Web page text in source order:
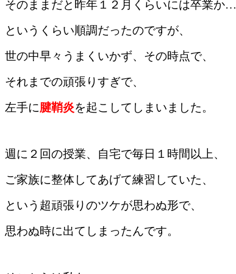
そのままだと昨年１２月くらいには卒業か…
というくらい順調だったのですが、
世の中早々うまくいかず、その時点で、
それまでの頑張りすぎで、
左手に腱鞘炎を起こしてしまいました。
週に２回の授業、 自宅で毎日１時間以上、
ご家族に整体してあげて練習していた、
という超頑張りのツケが思わぬ形で、
思わぬ時に出てしまったんです。